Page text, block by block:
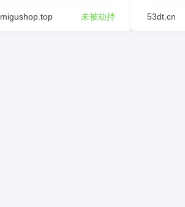
migushop.top 未被劫持 53dt.cn